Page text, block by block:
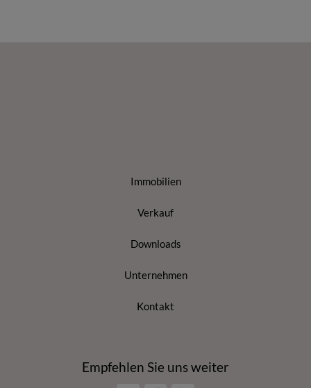
Immobilien
Verkauf
Downloads
Unternehmen
Kontakt
Empfehlen Sie uns weiter